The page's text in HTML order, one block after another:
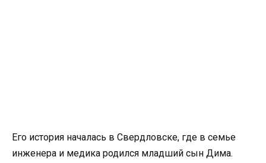
Его история началась в Свердловске, где в семье
инженера и медика родился младший сын Дима.